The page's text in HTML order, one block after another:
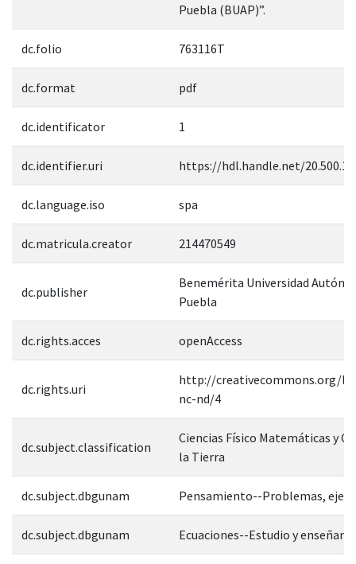
Puebla (BUAP)”.
dc.folio 763116T
dc.format pdf
dc.identificator 1
dc.identifier.uri https://hdl.handle.net/
dc.language.iso spa
dc.matricula.creator 214470549
dc.publisher
Benemérita Universidad
Puebla
dc.rights.acces openAccess
dc.rights.uri
http://creativecommons.org/
nc-nd/4
dc.subject.classification
Ciencias Físico Matemáticas y
la Tierra
dc.subject.dbgunam Pensamiento--Problemas,
dc.subject.dbgunam Ecuaciones--Estudio y